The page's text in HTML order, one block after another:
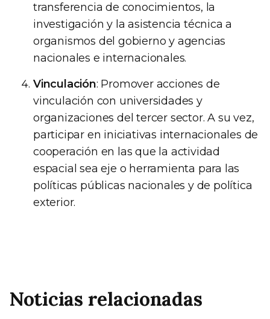
transferencia de conocimientos, la
investigación y la asistencia técnica a
organismos del gobierno y agencias
nacionales e internacionales.
Vinculación: Promover acciones de
vinculación con universidades y
organizaciones del tercer sector. A su vez,
participar en iniciativas internacionales de
cooperación en las que la actividad
espacial sea eje o herramienta para las
políticas públicas nacionales y de política
exterior.
Noticias relacionadas